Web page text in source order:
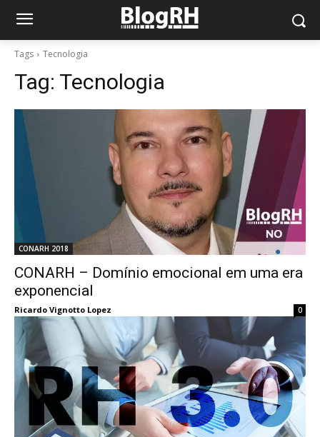
Tags Tecnologia
Tag: Tecnologia
CONARH 2018
CONARH – Domínio emocional em uma era
exponencial
Ricardo Vignotto Lopez 0